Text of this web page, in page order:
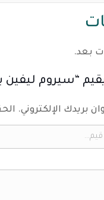
بعد.
“سيروم ليفين
بريدك الإلكتروني.